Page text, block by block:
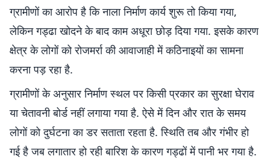
ग्रामीणों का आरोप है कि नाला निर्माण कार्य शुरू तो किया गया,
लेकिन गड्ढा खोदने के बाद काम अधूरा छोड़ दिया गया. इसके कारण
क्षेत्र के लोगों को रोजमर्रा की आवाजाही में कठिनाइयों का सामना
करना पड़ रहा है.
ग्रामीणों के अनुसार निर्माण स्थल पर किसी प्रकार का सुरक्षा घेराव
या चेतावनी बोर्ड नहीं लगाया गया है. ऐसे में दिन और रात के समय
लोगों को दुर्घटना का डर सताता रहता है. स्थिति तब और गंभीर हो
गई है जब लगातार हो रही बारिश के कारण गड्ढों में पानी भर गया है.